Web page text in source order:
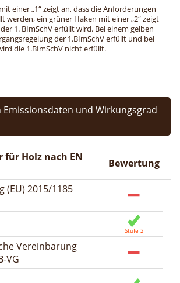
einer „1“ zeigt an, dass die Anforderungen
werden, ein grüner Haken mit einer „2“ zeigt
1. BImSchV erfüllt wird. Bei einem gelben
der 1.BImSchV erfüllt und bei
die 1.BImSchV nicht erfüllt.
Emissionsdaten und Wirkungsgrad
für Holz nach EN
Bewertung
(EU) 2015/1185
Vereinbarung
VG